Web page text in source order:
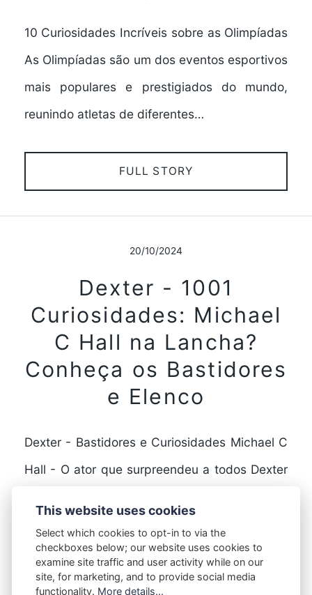
10 Curiosidades Incríveis sobre as Olimpíadas
As Olimpíadas são um dos eventos esportivos
mais populares e prestigiados do mundo,
reunindo atletas de diferentes…
FULL STORY
20/10/2024
Dexter - 1001
Curiosidades: Michael
C Hall na Lancha?
Conheça os Bastidores
e Elenco
Dexter - Bastidores e Curiosidades Michael C
Hall - O ator que surpreendeu a todos Dexter
FULL STORY
This website uses cookies
Select which cookies to opt-in to via the
checkboxes below; our website uses cookies to
examine site traffic and user activity while on our
site, for marketing, and to provide social media
functionality. More details...